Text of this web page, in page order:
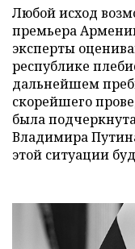
Любой исход
премьера
эксперты
республике
дальнейшем
скорейшего
была
Владимира
этой ситуации